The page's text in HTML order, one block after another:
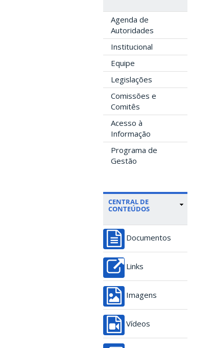
Agenda de
Autoridades
Institucional
Equipe
Legislações
Comissões e
Comitês
Acesso à
Informação
Programa de
Gestão
CENTRAL DE
CONTEÚDOS
Documentos
Links
Imagens
Vídeos